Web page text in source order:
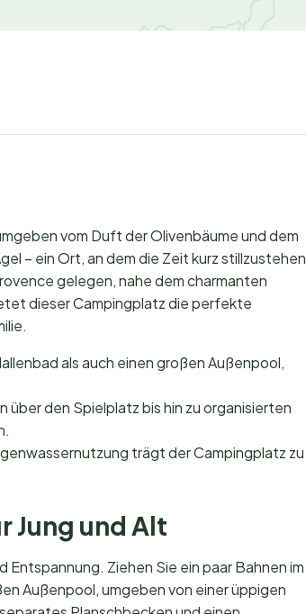
vom Duft der Olivenbäume und dem
– ein Ort, an dem die Zeit kurz stillzustehen
gelegen, nahe dem charmanten
dieser Campingplatz die perfekte
als auch einen großen Außenpool,
über den Spielplatz bis hin zu organisierten
trägt der Campingplatz zu
Jung und Alt
Entspannung. Ziehen Sie ein paar Bahnen im
Außenpool, umgeben von einer üppigen